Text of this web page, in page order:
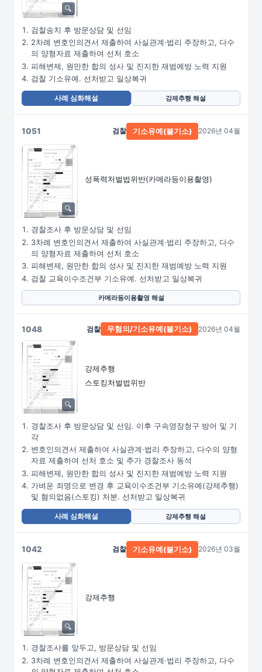
검찰송치 후 방문상담 및 선임
2차례 변호인의견서 제출하여 사실관계·법리 주장하고, 다수
의 양형자료 제출하여 선처 호소
피해변제, 원만한 합의 성사 및 진지한 재범예방 노력 지원
검찰 기소유예. 선처받고 일상복귀
사례 심화해설 강제추행 해설
1051
성폭력처벌법위반(카메라등이용촬영)
검찰 기소유예(불기소) 2026년 04월
경찰조사 후 방문상담 및 선임
3차례 변호인의견서 제출하여 사실관계·법리 주장하고, 다수
의 양형자료 제출하여 선처 호소
피해변제, 원만한 합의 성사 및 진지한 재범예방 노력 지원
검찰 교육이수조건부 기소유예. 선처받고 일상복귀
카메라등이용촬영 해설
1048
강제추행
스토킹처벌법위반
검찰 무혐의/기소유예(불기소) 2026년 04월
경찰조사 후 방문상담 및 선임. 이후 구속영장청구 방어 및 기
각
변호인의견서 제출하여 사실관계·법리 주장하고, 다수의 양형
자료 제출하여 선처 호소 및 추가 경찰조사 동석
피해변제, 원만한 합의 성사 및 진지한 재범예방 노력 지원
가벼운 죄명으로 변경 후 교육이수조건부 기소유예(강제추행)
및 혐의없음(스토킹) 처분. 선처받고 일상복귀
사례 심화해설 강제추행 해설
1042
강제추행
검찰 기소유예(불기소) 2026년 03월
경찰조사를 앞두고, 방문상담 및 선임
3차례 변호인의견서 제출하여 사실관계·법리 주장하고, 다수